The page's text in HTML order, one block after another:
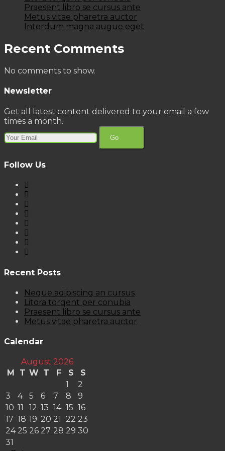
Praesent libro se cursus ante
Metus vitae pharetra auctor
Interdum magna augue eget
Recent Comments
No comments to show.
Newsletter
Get all latest content delivered to your email a few
times a month.
Go
Follow Us
Recent Posts
Neque adipiscing an cursus
Litora torqent per conubia
Praesent libro se cursus ante
Metus vitae pharetra auctor
Calendar
August 2026
M
T W T F S
S
1
2
3
4 5 6 7 8
9
10 11 12 13 14 15 16
17 18 19 20 21 22 23
24 25 26 27 28 29 30
31